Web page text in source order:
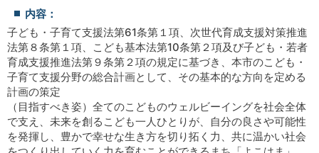
内容：
子ども・子育て支援法第61条第１項、次世代育成支援対策推進
法第８条第１項、こども基本法第10条第２項及び子ども・若者
育成支援推進法第９条第２項の規定に基づき、本市のこども・
子育て支援分野の総合計画として、その基本的な方向を定める
計画の策定
（目指すべき姿）全てのこどものウェルビーイングを社会全体
で支え、未来を創るこども一人ひとりが、自分の良さや可能性
を発揮し、豊かで幸せな生き方を切り拓く力、共に温かい社会